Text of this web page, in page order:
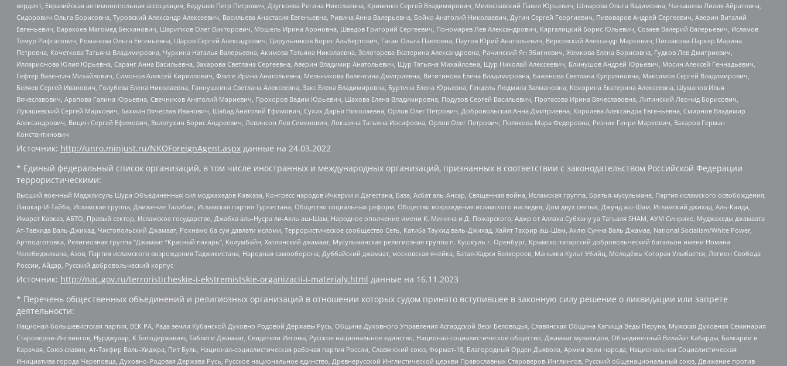
вердикт, Евразийская антимонопольная ассоциация, Бедушев Петр Петрович, Дзугкоева Регина Николаевна, Кривенко Сергей Владимирович, Милославский Павел Юрьевич, Шнырова Ольга Вадимовна, Чанышева Лилия Айратовна,
Сидорович Ольга Борисовна, Туровский Александр Алексеевич, Васильева Анастасия Евгеньевна, Ривина Анна Валерьевна, Бойко Анатолий Николаевич, Дугин Сергей Георгиевич, Пивоваров Андрей Сергеевич, Аверин Виталий
Евгеньевич, Барахоев Магомед Бекханович, Шарипков Олег Викторович, Мошель Ирина Ароновна, Шведов Григорий Сергеевич, Пономарев Лев Александрович, Каргалицкий Борис Юльевич, Созаев Валерий Валерьевич, Исламов
Тимур Рифгатович, Романова Ольга Евгеньевна, Щаров Сергей Алексадрович, Цирульников Борис Альбертович, Гасан Ольга Павловна, Паутов Юрий Анатольевич, Верховский Александр Маркович, Пислакова-Паркер Марина
Петровна, Кочеткова Татьяна Владимировна, Чуркина Наталья Валерьевна, Акимова Татьяна Николаевна, Золотарева Екатерина Александровна, Рачинский Ян Збигневич, Жемкова Елена Борисовна, Гудков Лев Дмитриевич,
Илларионова Юлия Юрьевна, Саранг Анна Васильевна, Захарова Светлана Сергеевна, Аверин Владимир Анатольевич, Щур Татьяна Михайловна, Щур Николай Алексеевич, Блинушов Андрей Юрьевич, Мосин Алексей Геннадьевич,
Гефтер Валентин Михайлович, Симонов Алексей Кириллович, Флиге Ирина Анатольевна, Мельникова Валентина Дмитриевна, Вититинова Елена Владимировна, Баженова Светлана Куприяновна, Максимов Сергей Владимирович,
Беляев Сергей Иванович, Голубева Елена Николаевна, Ганнушкина Светлана Алексеевна, Закс Елена Владимировна, Буртина Елена Юрьевна, Гендель Людмила Залмановна, Кокорина Екатерина Алексеевна, Шуманов Илья
Вячеславович, Арапова Галина Юрьевна, Свечников Анатолий Мариевич, Прохоров Вадим Юрьевич, Шахова Елена Владимировна, Подузов Сергей Васильевич, Протасова Ирина Вячеславовна, Литинский Леонид Борисович,
Лукашевский Сергей Маркович, Бахмин Вячеслав Иванович, Шабад Анатолий Ефимович, Сухих Дарья Николаевна, Орлов Олег Петрович, Добровольская Анна Дмитриевна, Королева Александра Евгеньевна, Смирнов Владимир
Александрович, Вицин Сергей Ефимович, Золотухин Борис Андреевич, Левинсон Лев Семенович, Локшина Татьяна Иосифовна, Орлов Олег Петрович, Полякова Мара Федоровна, Резник Генри Маркович, Захаров Герман
Константинович
Источник: http://unro.minjust.ru/NKOForeignAgent.aspx данные на 24.03.2022
* Единый федеральный список организаций, в том числе иностранных и международных организаций, признанных в соответствии с законодательством Российской Федерации
террористическими:
Высший военный Маджлисуль Шура Объединенных сил моджахедов Кавказа, Конгресс народов Ичкерии и Дагестана, База, Асбат аль-Ансар, Священная война, Исламская группа, Братья-мусульмане, Партия исламского освобождения,
Лашкар-И-Тайба, Исламская группа, Движение Талибан, Исламская партия Туркестана, Общество социальных реформ, Общество возрождения исламского наследия, Дом двух святых, Джунд аш-Шам, Исламский джихад, Аль-Каида,
Имарат Кавказ, АБТО, Правый сектор, Исламское государство, Джабха аль-Нусра ли-Ахль аш-Шам, Народное ополчение имени К. Минина и Д. Пожарского, Аджр от Аллаха Субхану уа Тагьаля SHAM, АУМ Синрике, Муджахеды джамаата
Ат-Тавхида Валь-Джихад, Чистопольский Джамаат, Рохнамо ба суи давлати исломи, Террористическое сообщество Сеть, Катиба Таухид валь-Джихад, Хайят Тахрир аш-Шам, Ахлю Сунна Валь Джамаа, National Socialism/White Power,
Артподготовка, Религиозная группа “Джамаат “Красный пахарь”, Колумбайн, Хатлонский джамаат, Мусульманская религиозная группа п. Кушкуль г. Оренбург, Крымско-татарский добровольческий батальон имени Номана
Челебиджихана, Азов, Партия исламского возрождения Таджикистана, Народная самооборона, Дуббайский джамаат, московская ячейка, Батал-Хаджи Белхороев, Маньяки Культ Убийц, Молодёжь Которая Улыбается, Легион Свобода
России, Айдар, Русский добровольческий корпус
Источник: http://nac.gov.ru/terroristicheskie-i-ekstremistskie-organizacii-i-materialy.html данные на 16.11.2023
* Перечень общественных объединений и религиозных организаций в отношении которых судом принято вступившее в законную силу решение о ликвидации или запрете
деятельности:
Национал-большевистская партия, ВЕК РА, Рада земли Кубанской Духовно Родовой Державы Русь, Община Духовного Управления Асгардской Веси Беловодья, Славянская Община Капища Веды Перуна, Мужская Духовная Семинария
Староверов-Инглингов, Нурджулар, К Богодержавию, Таблиги Джамаат, Свидетели Иеговы, Русское национальное единство, Национал-социалистическое общество, Джамаат мувахидов, Объединенный Вилайат Кабарды, Балкарии и
Карачая, Союз славян, Ат-Такфир Валь-Хиджра, Пит Буль, Национал-социалистическая рабочая партия России, Славянский союз, Формат-18, Благородный Орден Дьявола, Армия воли народа, Национальная Социалистическая
Инициатива города Череповца, Духовно-Родовая Держава Русь, Русское национальное единство, Древнерусской Инглистической церкви Православных Староверов-Инглингов, Русский общенациональный союз, Движение против